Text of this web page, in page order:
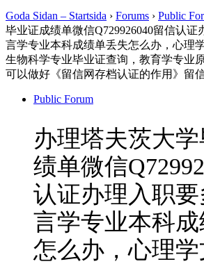
Goda Sidan – Startsida › Forums › Public
毕业证成绩单微信Q729926040留信认证
言学专业本科成绩单丢失怎么办，心理
生物科学专业毕业证查询，教育学专业
可以做好《留信网存档认证的作用》留
Public Forum
办理塔夫茨大
绩单微信
认证办理入职
言学专业本科
怎么办，心理